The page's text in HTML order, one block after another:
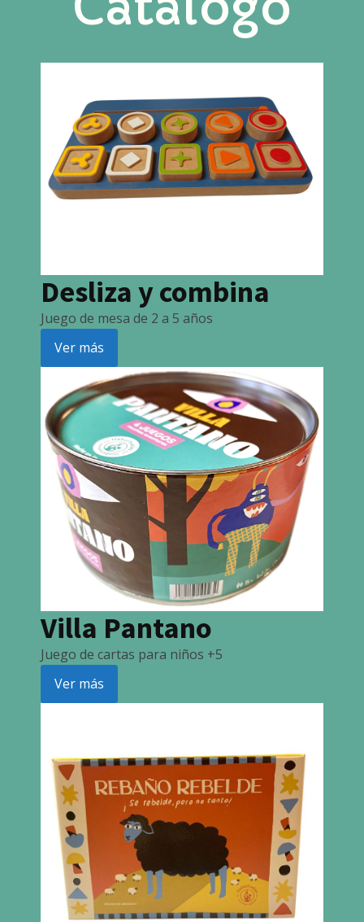
Desliza y combina
Juego de mesa de 2 a 5 años
Ver más
Villa Pantano
Juego de cartas para niños +5
Ver más